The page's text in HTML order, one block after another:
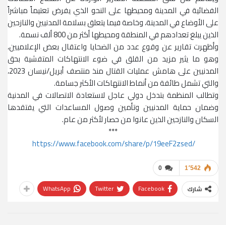
الفضائية في المدينة ومحيطها على النحو الذي يفرض تعتيماً مباشراً
على الأوضاع في المدينة، وخاصة فيما يتعلق بسلامة المدنيين والنازحين
الذين يبلغ تعدادهم في المنطقة ومحيطها أكثر من 800 ألف نسمة.
وأظهرت تقارير عن وقوع عدد من الضحايا واعتقال بعض الإعلاميين،
وهو ما يثير مزيد من القلق في ضوء الانتهاكات المتفشية بحق
المدنيين على هامش عمليات القتال منذ منتصف أبريل/نيسان 2023،
والتي تشمل طائفة من أنماط الانتهاكات الأكثر جسامة.
وتطالب المنظمة بتدخل دولي عاجل لاستعادة الاتصالات في المدنية
وضمان حماية المدنيين وتأمين وصول المساعدات التي يفتقدها
السكان والنازحين الذين عانوا من حصار لأكثر من عام.
***
https://www.facebook.com/share/p/19eeF2zsed/
0 1٬542
شارك Facebook
Twitter
WhatsApp